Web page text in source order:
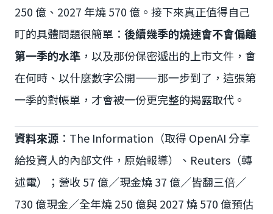
250 億、2027 年燒 570 億。接下來真正值得自己
盯的具體問題很簡單： 後續幾季的燒速會不會偏離
第一季的水準 ，以及那份保密遞出的上市文件，會
在何時、以什麼數字公開——那一步到了，這張第
一季的對帳單，才會被一份更完整的揭露取代。
資料來源 ：The Information（取得 OpenAI 分享
給投資人的內部文件，原始報導）、Reuters（轉
述電）；營收 57 億／現金燒 37 億／皆翻三倍／
730 億現金／全年燒 250 億與 2027 燒 570 億預估